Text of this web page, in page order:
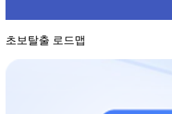
초보탈출 로드맵